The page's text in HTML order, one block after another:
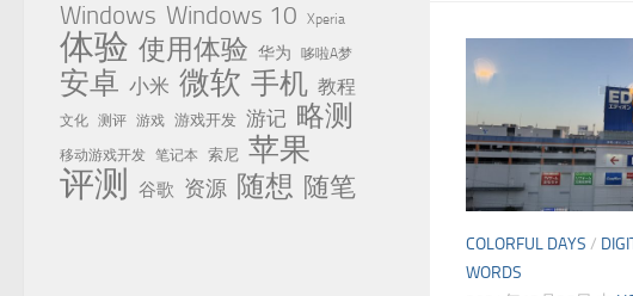
COLORFUL DAYS /
WORDS
Windows Windows 10 Xperia
体验 使用体验 华为 哆啦A梦
安卓 小米 微软 手机 教程
文化 测评 游戏 游戏开发 游记 略测
移动游戏开发 笔记本 索尼 苹果
评测 谷歌 资源 随想 随笔